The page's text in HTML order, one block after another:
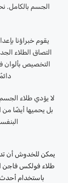
الجسم بالكامل.
يقوم خبراؤنا
التخصيص بألوان
لا يؤدي طلاء
بل يحميها أيضًا
يمكن للخدوش أن
طلاء فولكس فاجن
باستخدام